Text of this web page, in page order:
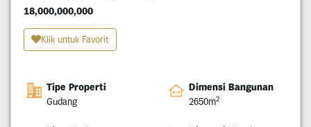
18,000,000,000
Klik untuk Favorit
Tipe Properti
Gudang
Dimensi Bangunan
2650m2